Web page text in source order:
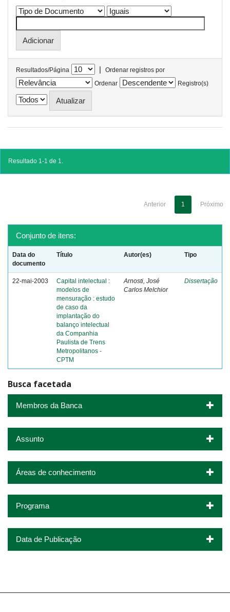
Resultados/Página |
Ordenar registros por
Ordenar
Registro(s)
Resultado 1-1 de 1.
Anterior 1 Próximo
Conjunto de itens:
Data do
documento
Título Autor(es) Tipo
22-mai-2003
Capital intelectual :
modelos de
mensuração : estudo
de caso da
implantação do
balanço intelectual
da Companhia
Paulista de Trens
Metropolitanos -
CPTM
Arnosti, José
Carlos Melchior
Dissertação
Busca facetada
Membros da Banca
Assunto
Áreas de conhecimento
Programa
Data de Publicação